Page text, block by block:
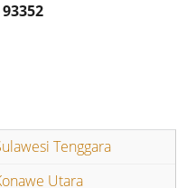
Tenggara
Utara